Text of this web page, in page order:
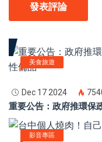
發表評論
美食旅遊
Dec 17 2024
重要公告：政府推環保
影音專區